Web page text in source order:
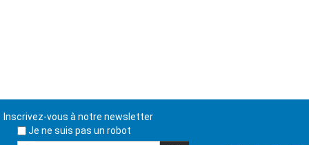
Inscrivez-vous à notre newsletter
Je ne suis pas un robot